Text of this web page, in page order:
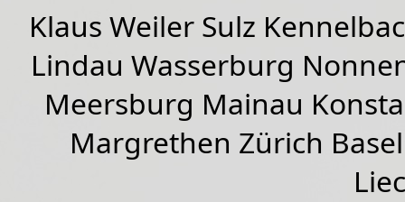
Klaus Weiler Sulz
Lindau Wasserburg
Meersburg Mainau
Margrethen Zürich